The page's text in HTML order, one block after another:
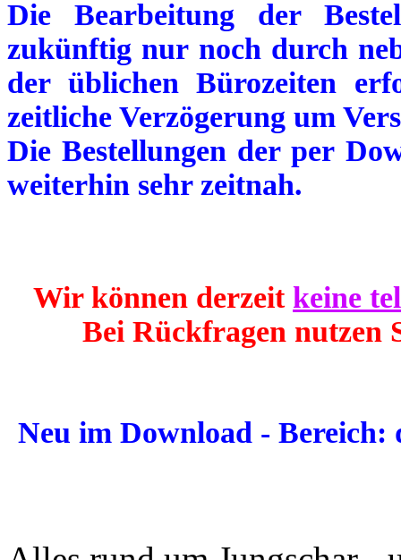
Die Bearbeitung der
zukünftig nur noch durch
der üblichen Bürozeiten
zeitliche Verzögerung um
Die Bestellungen der per
weiterhin sehr zeitnah.
Wir können derzeit keine
Bei Rückfragen nutzen
Neu im Download - Bereich: